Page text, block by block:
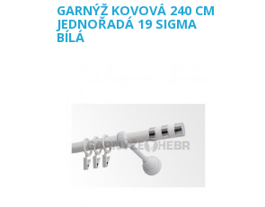
GARNÝŽ KOVOVÁ 240 CM
JEDNOŘADÁ 19 SIGMA
BÍLÁ